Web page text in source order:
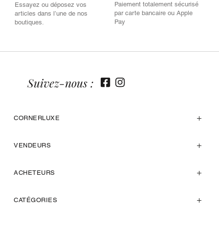
Essayez ou déposez vos
articles dans l’une de nos
boutiques.
Paiement totalement sécurisé
par carte bancaire ou Apple
Pay
CORNERLUXE
VENDEURS
ACHETEURS
CATÉGORIES
Suivez-nous :